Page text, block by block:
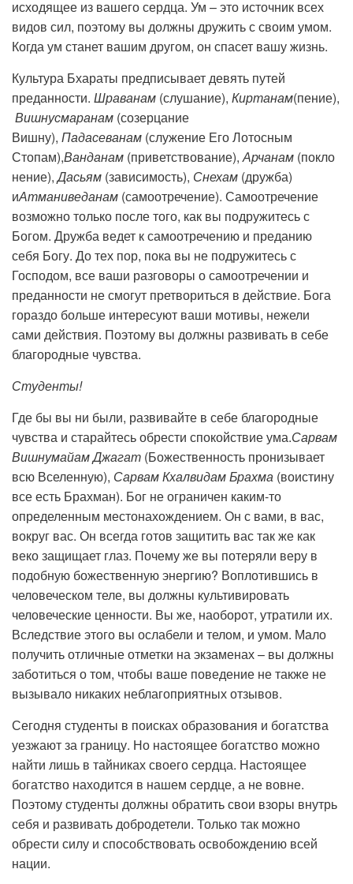
исходящее из вашего сердца. Ум – это источник всех
видов сил, поэтому вы должны дружить с своим умом.
Когда ум станет вашим другом, он спасет вашу жизнь.
Культура Бхараты предписывает девять путей
преданности. Шраванам (слушание), Киртанам(пение),
Вишнусмаранам (созерцание
Вишну), Падасеванам (служение Его Лотосным
Стопам),Ванданам (приветствование),Арчанам (покло
нение),Дасьям (зависимость), Снехам (дружба)
иАтманиведанам (самоотречение). Самоотречение
возможно только после того, как вы подружитесь с
Богом. Дружба ведет к самоотречению и преданию
себя Богу. До тех пор, пока вы не подружитесь с
Господом, все ваши разговоры о самоотречении и
преданности не смогут претвориться в действие. Бога
гораздо больше интересуют ваши мотивы, нежели
сами действия. Поэтому вы должны развивать в себе
благородные чувства.
Студенты!
Где бы вы ни были, развивайте в себе благородные
чувства и старайтесь обрести спокойствие ума.Сарвам
Вишнумайам Джагат (Божественность пронизывает
всю Вселенную), Сарвам Кхалвидам Брахма (воистину
все есть Брахман). Бог не ограничен каким-то
определенным местонахождением. Он с вами, в вас,
вокруг вас. Он всегда готов защитить вас так же как
веко защищает глаз. Почему же вы потеряли веру в
подобную божественную энергию? Воплотившись в
человеческом теле, вы должны культивировать
человеческие ценности. Вы же, наоборот, утратили их.
Вследствие этого вы ослабели и телом, и умом. Мало
получить отличные отметки на экзаменах – вы должны
заботиться о том, чтобы ваше поведение не также не
вызывало никаких неблагоприятных отзывов.
Сегодня студенты в поисках образования и богатства
уезжают за границу. Но настоящее богатство можно
найти лишь в тайниках своего сердца. Настоящее
богатство находится в нашем сердце, а не вовне.
Поэтому студенты должны обратить свои взоры внутрь
себя и развивать добродетели. Только так можно
обрести силу и способствовать освобождению всей
нации.